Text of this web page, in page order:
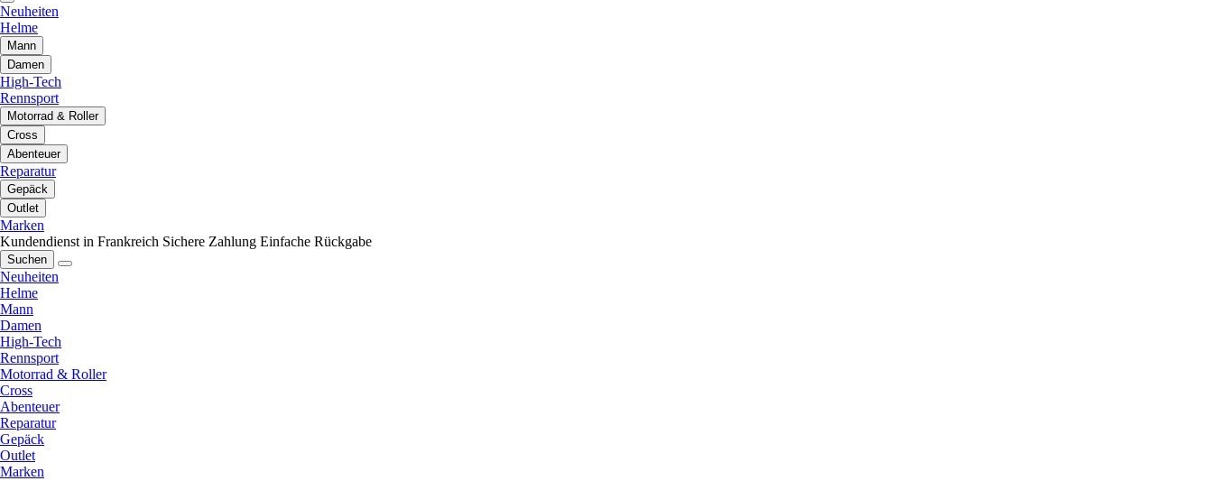
Neuheiten
Helme
Mann
Damen
High-Tech
Rennsport
Motorrad & Roller
Cross
Abenteuer
Reparatur
Gepäck
Outlet
Marken
Kundendienst in Frankreich Sichere Zahlung Einfache Rückgabe
Suchen
Neuheiten
Helme
Mann
Damen
High-Tech
Rennsport
Motorrad & Roller
Cross
Abenteuer
Reparatur
Gepäck
Outlet
Marken